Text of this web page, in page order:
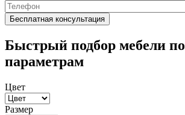
Быстрый подбор мебели по
параметрам
Цвет
Размер